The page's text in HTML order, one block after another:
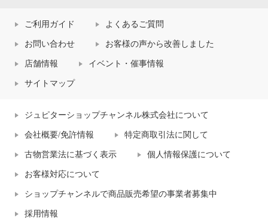
ご利用ガイド よくあるご質問
お問い合わせ お客様の声から改善しました
店舗情報 イベント・催事情報
サイトマップ
ジュピターショップチャンネル株式会社について
会社概要/免許情報 特定商取引法に関して
古物営業法に基づく表示 個人情報保護について
お客様対応について
ショップチャンネルで商品販売希望の事業者募集中
採用情報